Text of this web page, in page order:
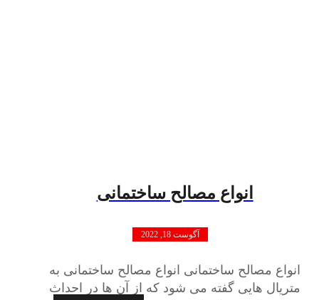
انواع مصالح ساختمانی
آگوست 18, 2022
انواع مصالح ساختمانی انواع مصالح ساختمانی به
متریال هایی گفته می شود که از آن ها در احداث